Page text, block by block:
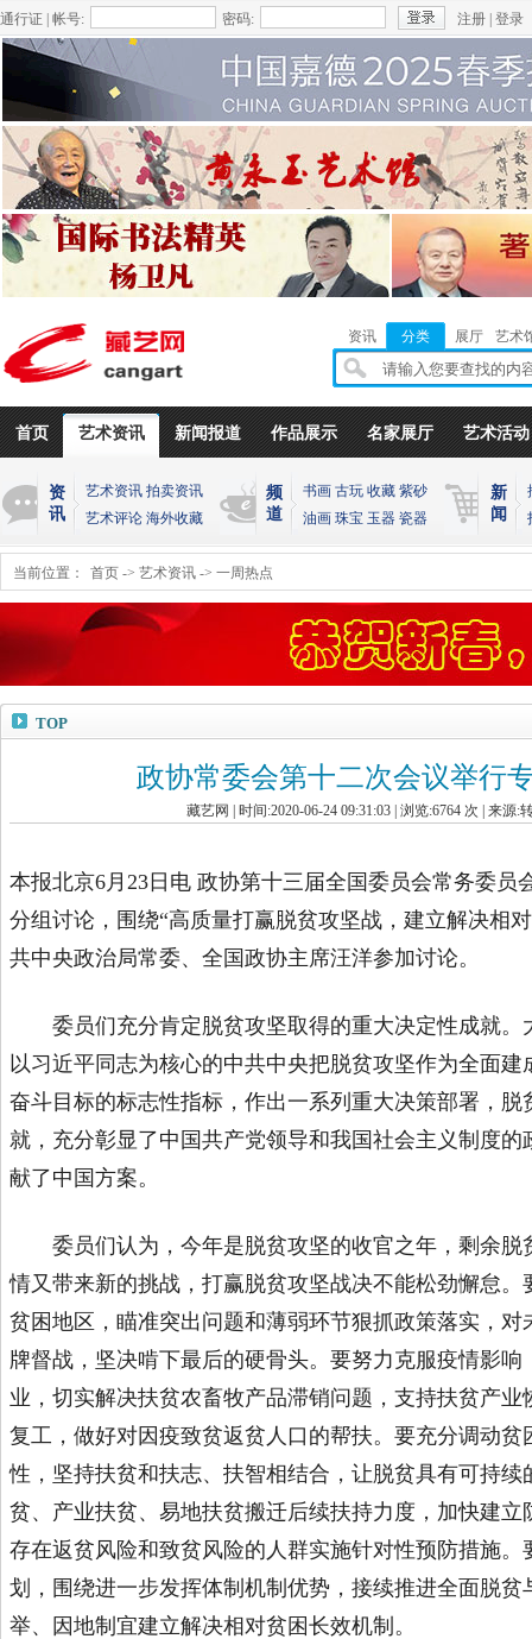
通行证 | 帐号: 密码: 注册 登录
资讯 分类 展厅 艺术
首页 艺术资讯 新闻报道 作品展示 名家展厅 艺术活动
资
讯
艺术资讯 拍卖资讯
艺术评论 海外收藏
频
道
书画 古玩 收藏 紫砂
油画 珠宝 玉器 瓷器
新
闻
当前位置： 首页 -> 艺术资讯 -> 一周热点
TOP
政协常委会第十二次会议举行
藏艺网 | 时间:2020-06-24 09:31:03 | 浏览:6764 次 | 来源:
本报北京6月23日电 政协第十三届全国委员会常务委员
分组讨论，围绕“高质量打赢脱贫攻坚战，建立解决相
共中央政治局常委、全国政协主席汪洋参加讨论。
委员们充分肯定脱贫攻坚取得的重大决定性成就。
以习近平同志为核心的中共中央把脱贫攻坚作为全面
奋斗目标的标志性指标，作出一系列重大决策部署，
就，充分彰显了中国共产党领导和我国社会主义制度
献了中国方案。
委员们认为，今年是脱贫攻坚的收官之年，剩余脱
情又带来新的挑战，打赢脱贫攻坚战决不能松劲懈怠。
贫困地区，瞄准突出问题和薄弱环节狠抓政策落实，
牌督战，坚决啃下最后的硬骨头。要努力克服疫情影
业，切实解决扶贫农畜牧产品滞销问题，支持扶贫产
复工，做好对因疫致贫返贫人口的帮扶。要充分调动
性，坚持扶贫和扶志、扶智相结合，让脱贫具有可持
贫、产业扶贫、易地扶贫搬迁后续扶持力度，加快建
存在返贫风险和致贫风险的人群实施针对性预防措施
划，围绕进一步发挥体制机制优势，接续推进全面脱
举、因地制宜建立解决相对贫困长效机制。